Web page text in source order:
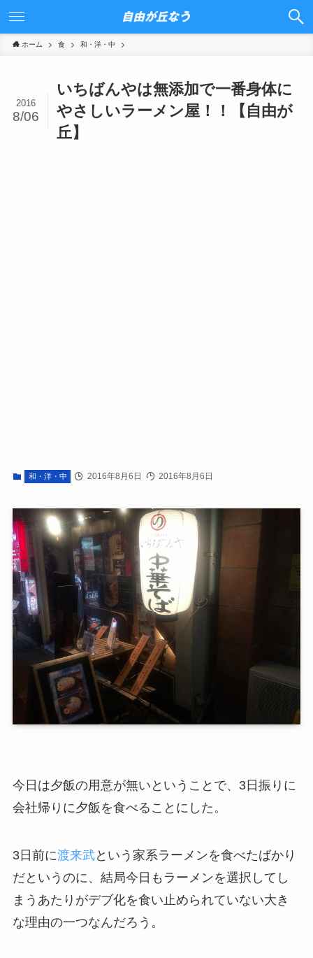
ホーム 食 和・洋・中
いちばんやは無添加で一番身体に
やさしいラーメン屋！！【自由が
丘】
2016
8/06
和・洋・中 2016年8月6日 2016年8月6日
今日は夕飯の用意が無いということで、3日振りに
会社帰りに夕飯を食べることにした。
3日前に渡来武という家系ラーメンを食べたばかり
だというのに、結局今日もラーメンを選択してし
まうあたりがデブ化を食い止められていない大き
な理由の一つなんだろう。